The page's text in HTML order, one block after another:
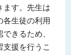
ます。先生は
各生徒の利用
きるため、
支援を行うこ